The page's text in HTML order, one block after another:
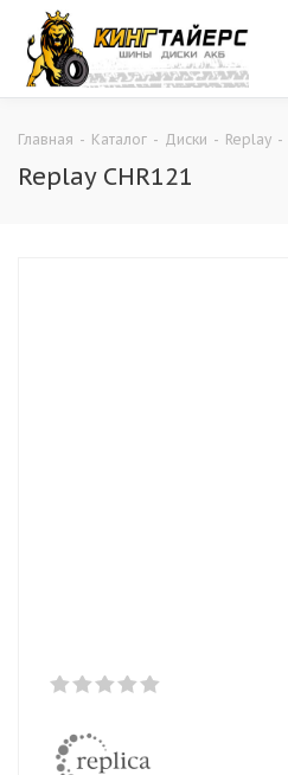
Главная - Каталог - Диски - Replay -
Replay CHR121